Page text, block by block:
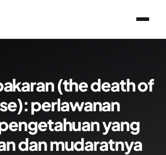
(the death of
perlawanan
yang
dan mudaratnya